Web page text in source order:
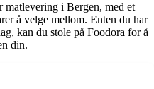
i Bergen, med et
å velge mellom. Enten du har
kan du stole på Foodora for å
din.